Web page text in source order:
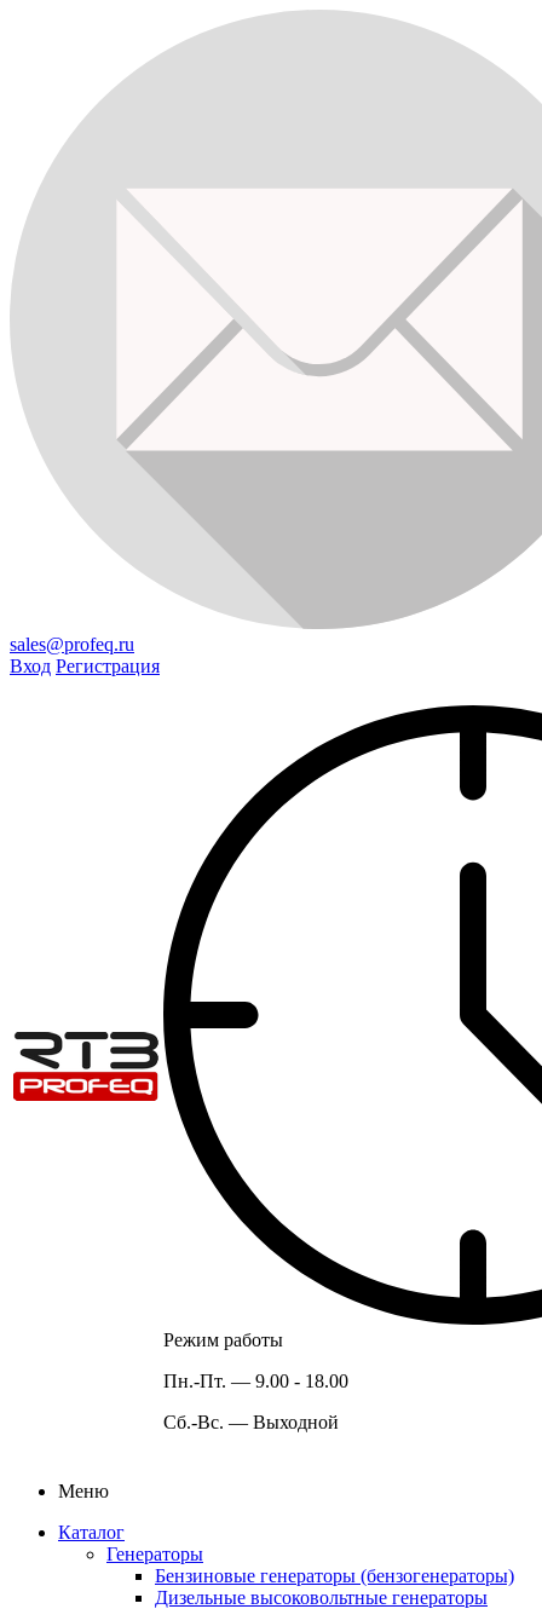
sales@profeq.ru
Вход Регистрация
Режим работы
Пн.-Пт. — 9.00 - 18.00
Сб.-Вс. — Выходной
Меню
Каталог
Генераторы
Бензиновые генераторы (бензогенераторы)
Дизельные высоковольтные генераторы